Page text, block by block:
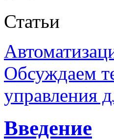
Статьи
Обсуждаем
управления
Введение